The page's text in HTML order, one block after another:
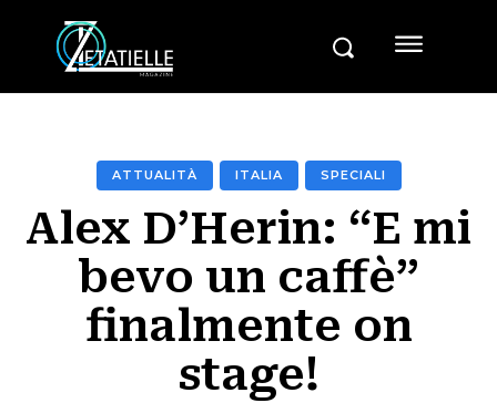
ATTUALITÀ ITALIA SPECIALI
Alex D’Herin: “E mi
bevo un caffè”
finalmente on
stage!